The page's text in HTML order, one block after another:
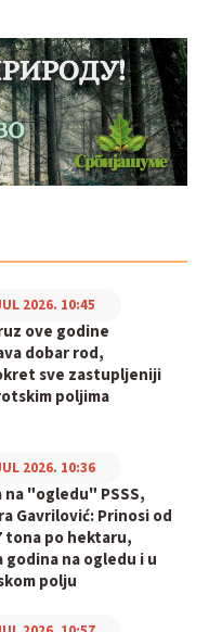
ove godine
dobar rod,
sve zastupljeniji
poljima
2026. 10:45
na "ogledu" PSSS,
Gavrilović: Prinosi od
tona po hektaru,
godina na ogledu i u
polju
2026. 10:36